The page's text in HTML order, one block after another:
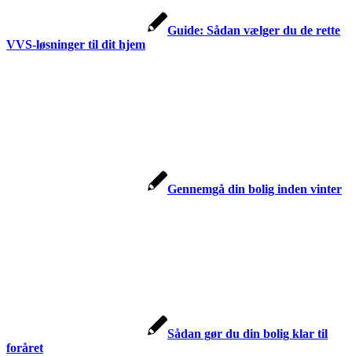
Guide: Sådan vælger du de rette
VVS-løsninger til dit hjem
Gennemgå din bolig inden vinter
Sådan gør du din bolig klar til
foråret